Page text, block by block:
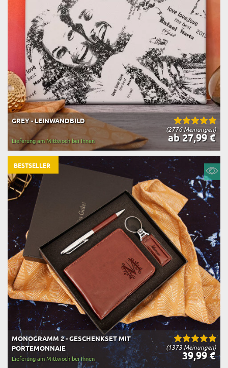
(2776 Meinungen)
GREY - LEINWANDBILD
ab 27,99 €
Lieferung am Mittwoch bei Ihnen
(1373 Meinungen)
MONOGRAMM 2 - GESCHENKSET MIT
PORTEMONNAIE
39,99 €
Lieferung am Mittwoch bei Ihnen
BESTSELLER